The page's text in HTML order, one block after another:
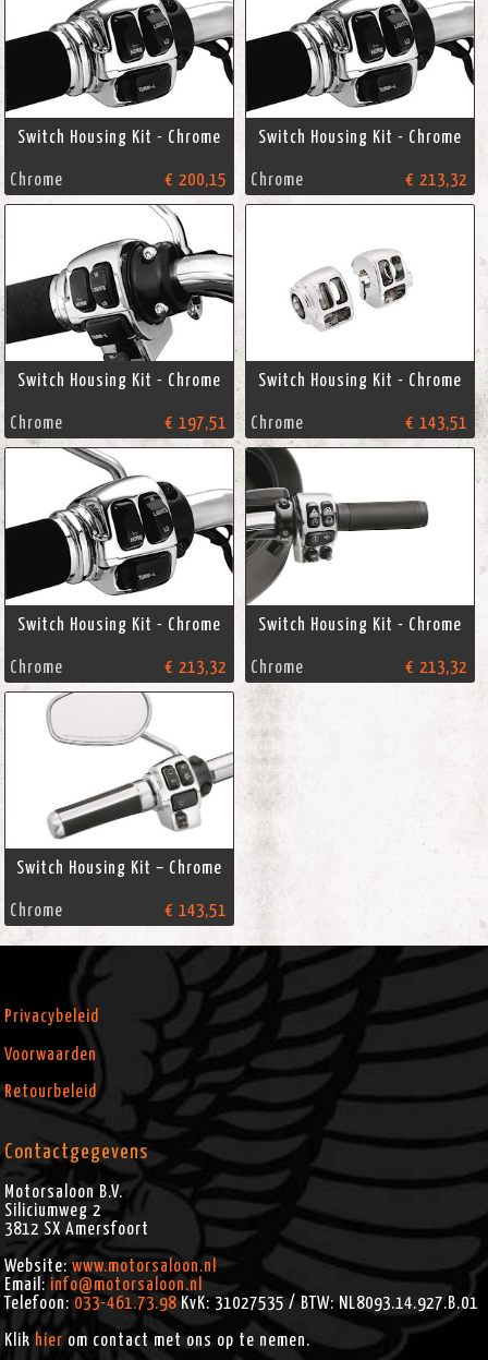
Switch Housing Kit - Chrome
Chrome € 200,15
Switch Housing Kit - Chrome
Chrome € 213,32
Switch Housing Kit - Chrome
Chrome € 197,51
Switch Housing Kit - Chrome
Chrome € 143,51
Switch Housing Kit - Chrome
Chrome € 213,32
Switch Housing Kit - Chrome
Chrome € 213,32
Switch Housing Kit – Chrome
Chrome € 143,51
Privacybeleid
Voorwaarden
Retourbeleid
Contactgegevens
Motorsaloon B.V.
Siliciumweg 2
3812 SX Amersfoort
Website:www.motorsaloon.nl
Email: info@motorsaloon.nl
Telefoon: 033-461.73.98KvK: 31027535 / BTW: NL8093.14.927.B.01
Klik hierom contact met ons op te nemen.